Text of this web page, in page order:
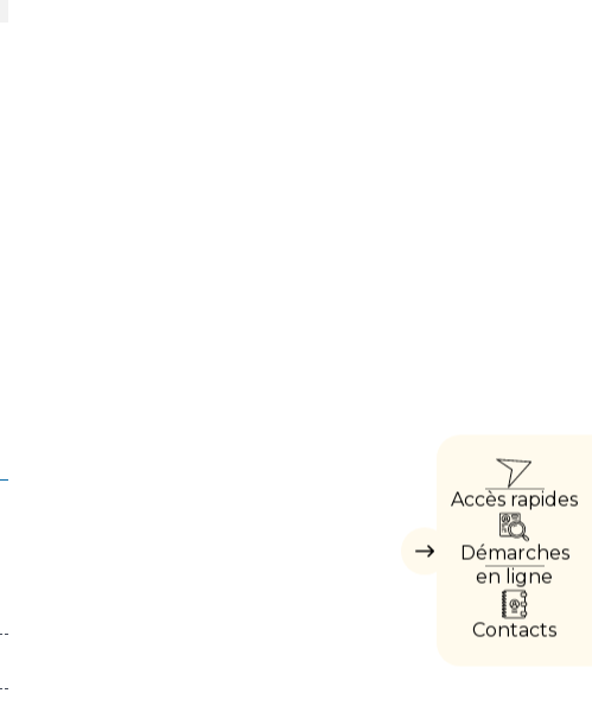
Masquer
Accès rapides
Démarches
en ligne
Contacts